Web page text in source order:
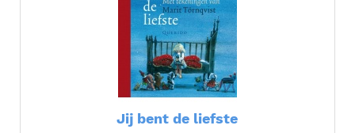
Jij bent de liefste